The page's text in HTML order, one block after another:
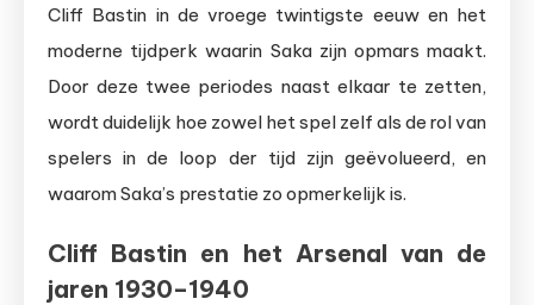
Cliff Bastin in de vroege twintigste eeuw en het
moderne tijdperk waarin Saka zijn opmars maakt.
Door deze twee periodes naast elkaar te zetten,
wordt duidelijk hoe zowel het spel zelf als de rol van
spelers in de loop der tijd zijn geëvolueerd, en
waarom Saka’s prestatie zo opmerkelijk is.
Cliff Bastin en het Arsenal van de
jaren 1930–1940